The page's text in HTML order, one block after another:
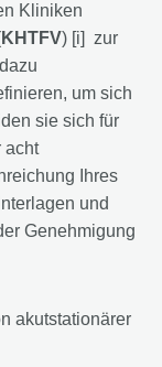
Kliniken
KHTFV) [i] zur
um sich
sie sich für
acht
Ihres
und
Genehmigung
akutstationärer